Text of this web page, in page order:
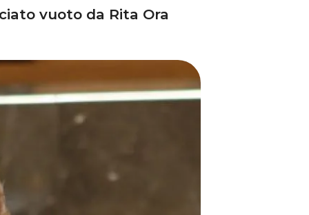
vuoto da Rita Ora